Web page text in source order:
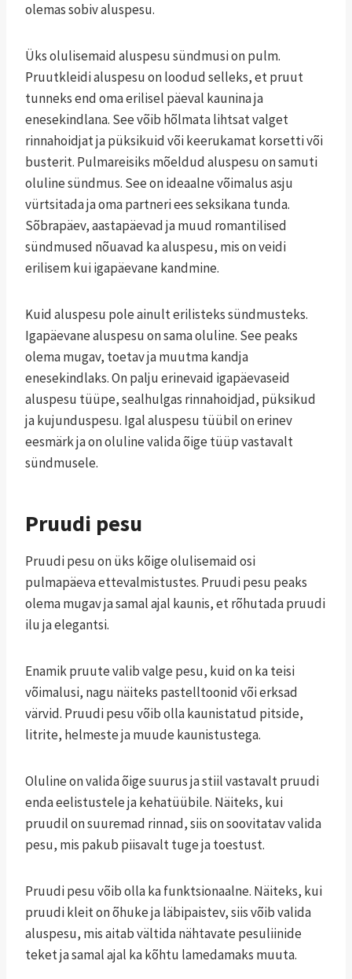
olemas sobiv aluspesu.
Üks olulisemaid aluspesu sündmusi on pulm.
Pruutkleidi aluspesu on loodud selleks, et pruut
tunneks end oma erilisel päeval kaunina ja
enesekindlana. See võib hõlmata lihtsat valget
rinnahoidjat ja püksikuid või keerukamat korsetti või
busterit. Pulmareisiks mõeldud aluspesu on samuti
oluline sündmus. See on ideaalne võimalus asju
vürtsitada ja oma partneri ees seksikana tunda.
Sõbrapäev, aastapäevad ja muud romantilised
sündmused nõuavad ka aluspesu, mis on veidi
erilisem kui igapäevane kandmine.
Kuid aluspesu pole ainult erilisteks sündmusteks.
Igapäevane aluspesu on sama oluline. See peaks
olema mugav, toetav ja muutma kandja
enesekindlaks. On palju erinevaid igapäevaseid
aluspesu tüüpe, sealhulgas rinnahoidjad, püksikud
ja kujunduspesu. Igal aluspesu tüübil on erinev
eesmärk ja on oluline valida õige tüüp vastavalt
sündmusele.
Pruudi pesu
Pruudi pesu on üks kõige olulisemaid osi
pulmapäeva ettevalmistustes. Pruudi pesu peaks
olema mugav ja samal ajal kaunis, et rõhutada pruudi
ilu ja elegantsi.
Enamik pruute valib valge pesu, kuid on ka teisi
võimalusi, nagu näiteks pastelltoonid või erksad
värvid. Pruudi pesu võib olla kaunistatud pitside,
litrite, helmeste ja muude kaunistustega.
Oluline on valida õige suurus ja stiil vastavalt pruudi
enda eelistustele ja kehatüübile. Näiteks, kui
pruudil on suuremad rinnad, siis on soovitatav valida
pesu, mis pakub piisavalt tuge ja toestust.
Pruudi pesu võib olla ka funktsionaalne. Näiteks, kui
pruudi kleit on õhuke ja läbipaistev, siis võib valida
aluspesu, mis aitab vältida nähtavate pesuliinide
teket ja samal ajal ka kõhtu lamedamaks muuta.